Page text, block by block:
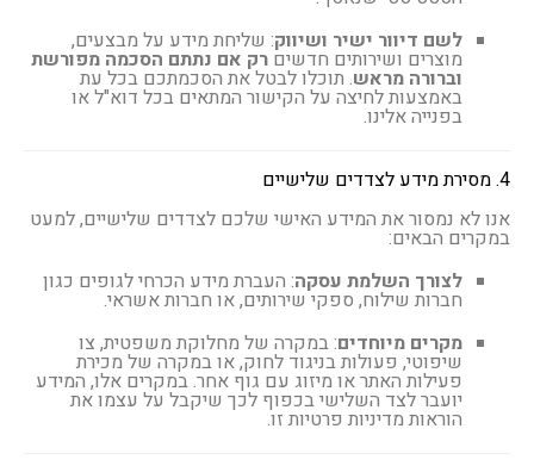
לשם דיוור ישיר ושיווק: שליחת מידע על מבצעים,
מוצרים ושירותים חדשים רק אם נתתם הסכמה מפורשת
וברורה מראש. תוכלו לבטל את הסכמתכם בכל עת
באמצעות לחיצה על הקישור המתאים בכל דוא"ל או
בפנייה אלינו.
4. מסירת מידע לצדדים שלישיים
אנו לא נמסור את המידע האישי שלכם לצדדים שלישיים, למעט
במקרים הבאים:
לצורך השלמת עסקה: העברת מידע הכרחי לגופים כגון
חברות שילוח, ספקי שירותים, או חברות אשראי.
מקרים מיוחדים: במקרה של מחלוקת משפטית, צו
שיפוטי, פעולות בניגוד לחוק, או במקרה של מכירת
פעילות האתר או מיזוג עם גוף אחר. במקרים אלו, המידע
יועבר לצד השלישי בכפוף לכך שיקבל על עצמו את
הוראות מדיניות פרטיות זו.